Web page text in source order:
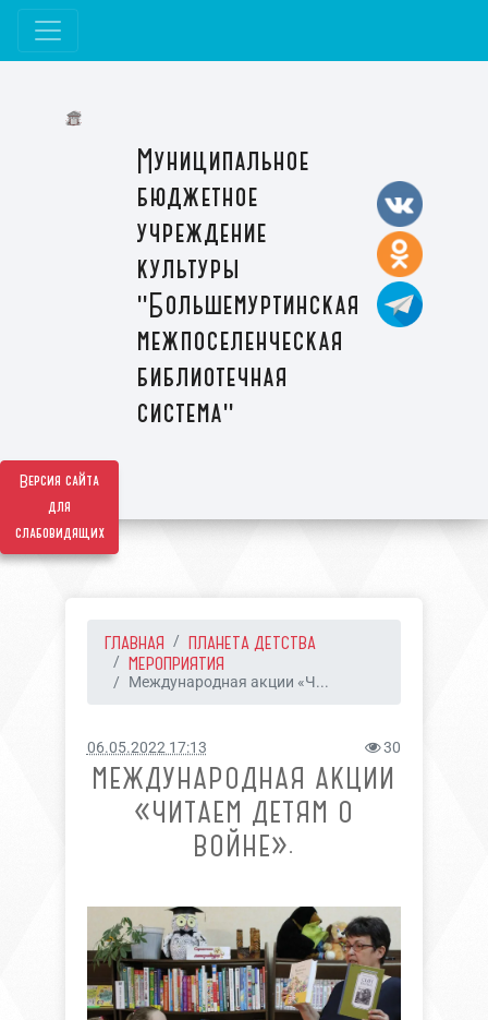
Версия сайта
для
слабовидящих
Муниципальное
бюджетное
учреждение
культуры
"Большемуртинская
межпоселенческая
библиотечная
система"
ГЛАВНАЯ
ПЛАНЕТА ДЕТСТВА
МЕРОПРИЯТИЯ
Международная акции «Ч...
06.05.2022 17:13 30
МЕЖДУНАРОДНАЯ АКЦИИ
«ЧИТАЕМ ДЕТЯМ О
ВОЙНЕ».